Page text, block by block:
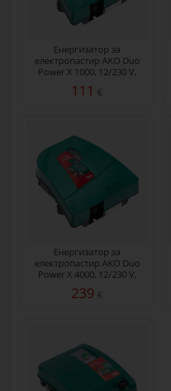
Енергизатор за
електропастир AKO Duo
Power X 1000, 12/230 V,
111 €
Енергизатор за
електропастир AKO Duo
Power X 4000, 12/230 V,
4 джаула
239 €